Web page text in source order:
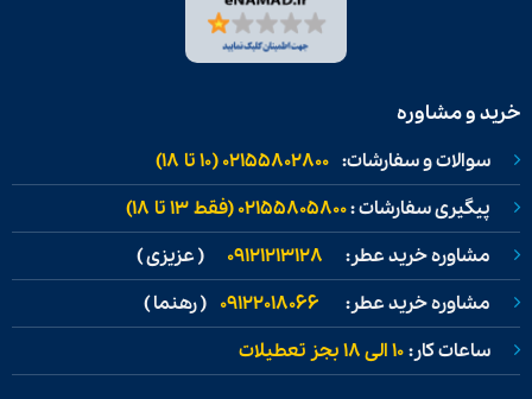
خرید و مشاوره
سوالات و سفارشات: 02155802800 (۱۰ تا ۱۸)
پیگیری سفارشات :02155805800 (فقط ۱۳ تا ۱۸)
مشاوره خرید عطر: 09121213128 ( عزیزی )
مشاوره خرید عطر: 09122018066 ( رهنما )
ساعات کار:۱۰ الی ۱۸ بجز تعطیلات